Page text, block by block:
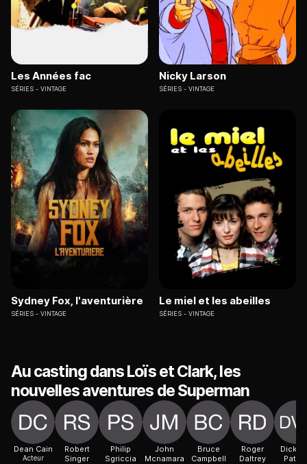
Les Années fac
SÉRIES VINTAGE
Nicky Larson
SÉRIES VINTAGE
Sydney Fox, l'aventurière
SÉRIES VINTAGE
Le miel et les abeilles
SÉRIES VINTAGE
Au casting dans Loïs et Clark, les
nouvelles aventures de Superman
Dean Cain
Acteur
Robert
Singer
Philip
Sgriccia
John
Mcnamara
Bruce
Campbell
Roger
Daltrey
Dick